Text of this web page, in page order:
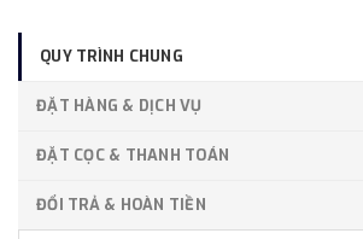
QUY TRÌNH CHUNG
ĐẶT HÀNG & DỊCH VỤ
ĐẶT CỌC & THANH TOÁN
ĐỔI TRẢ & HOÀN TIỀN